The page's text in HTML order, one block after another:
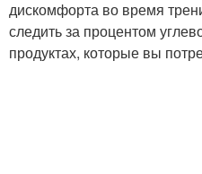
дискомфорта во время
следить за процентом
продуктах, которые вы